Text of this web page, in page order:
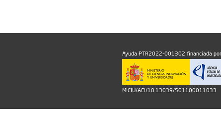
Ayuda PTR2022-001302 financiada
MICIU/AEI/10.13039/501100011033